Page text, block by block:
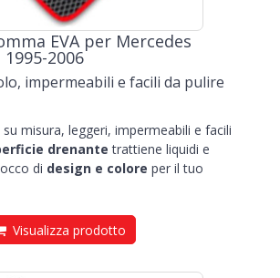
EVA per Mercedes
2006
impermeabili e facili da pulire
su misura, leggeri, impermeabili e facili
drenante trattiene liquidi e
di design e colore per il tuo
Visualizza prodotto